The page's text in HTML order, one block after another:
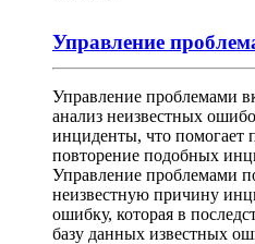
Управление
Управление проблемами
анализ неизвестных
инциденты, что помогает
повторение подобных
Управление проблемами
неизвестную причину
ошибку, которая в
базу данных известных